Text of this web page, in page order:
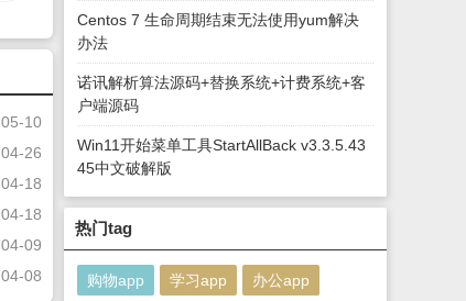
05-10
04-26
04-18
04-18
04-09
04-08
Centos 7 生命周期结束无法使用yum解决
办法
诺讯解析算法源码+替换系统+计费系统+客
户端源码
Win11开始菜单工具StartAllBack v3.3.5.43
45中文破解版
热门tag
购物app 学习app 办公app